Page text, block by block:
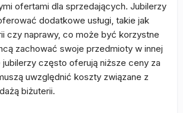
ofertami dla sprzedających. Jubilerzy
dodatkowe usługi, takie jak
czy naprawy, co może być korzystne
zachować swoje przedmioty w innej
często oferują niższe ceny za
uwzględnić koszty związane z
biżuterii.